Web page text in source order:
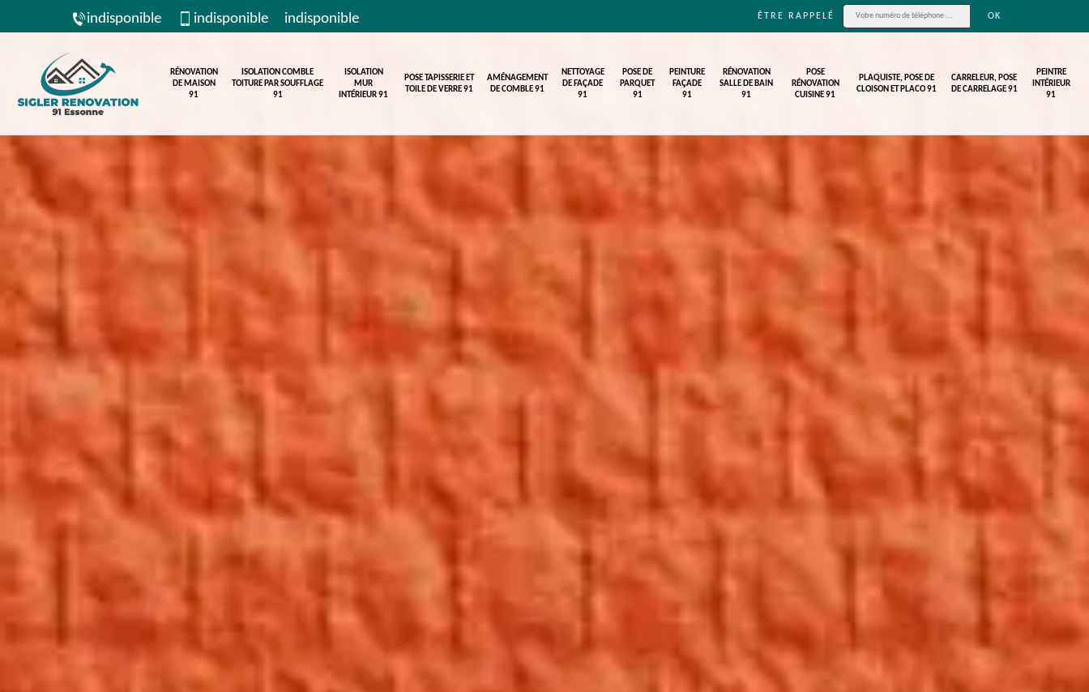
indisponible indisponible indisponible ÊTRE RAPPELÉ
RÉNOVATION
DE MAISON
91
ISOLATION COMBLE
TOITURE PAR SOUFFLAGE
91
ISOLATION
MUR
INTÉRIEUR 91
POSE TAPISSERIE ET
TOILE DE VERRE 91
AMÉNAGEMENT
DE COMBLE 91
NETTOYAGE
DE FAÇADE
91
POSE DE
PARQUET
91
PEINTURE
FAÇADE
91
RÉNOVATION
SALLE DE BAIN
91
POSE
RÉNOVATION
CUISINE 91
PLAQUISTE, POSE DE
CLOISON ET PLACO 91
CARRELEUR, POSE
DE CARRELAGE 91
PEINTRE
INTÉRIEUR
91